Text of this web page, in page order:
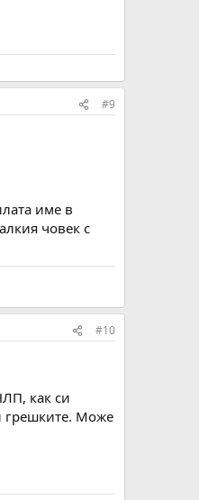
#9
име в
човек с
#10
как си
грешките. Може